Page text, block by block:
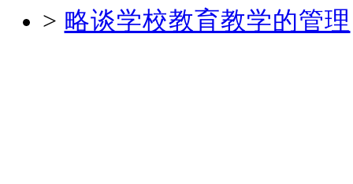
> 略谈学校教育教学的管理